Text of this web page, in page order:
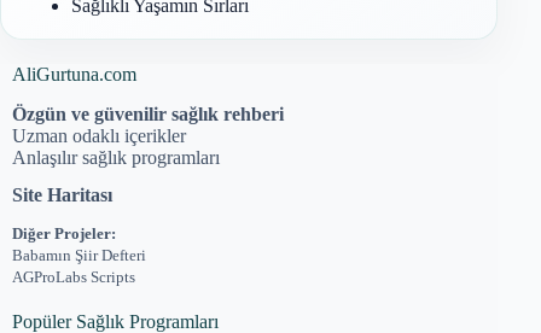
Sağlıklı Yaşamın Sırları
AliGurtuna.com
Özgün ve güvenilir sağlık rehberi
Uzman odaklı içerikler
Anlaşılır sağlık programları
Site Haritası
Diğer Projeler:
Babamın Şiir Defteri
AGProLabs Scripts
Popüler Sağlık Programları